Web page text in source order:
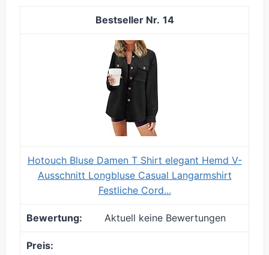
14
Hotouch Bluse Damen T Shirt elegant Hemd V-
Ausschnitt Longbluse Casual Langarmshirt
Festliche Cord...
Aktuell keine Bewertungen